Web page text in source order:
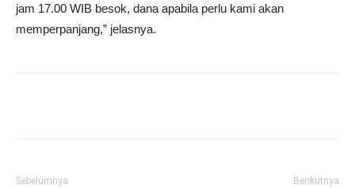
jam 17.00 WIB besok, dana apabila perlu kami akan
memperpanjang,” jelasnya.
Sebelumnya Berikutnya